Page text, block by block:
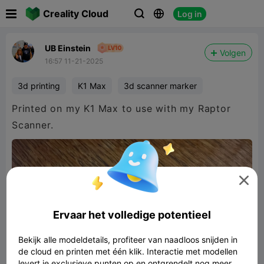
Creality Cloud   Log in
UB Einstein
16:57 11-21-2025
Volgen
3d printing K1 Max 3d scanner marker
Printed on my K1 Max to use with my Raptor
Scanner.

Ervaar het volledige potentieel
Bekijk alle modeldetails, profiteer van naadloos snijden in
de cloud en printen met één klik. Interactie met modellen